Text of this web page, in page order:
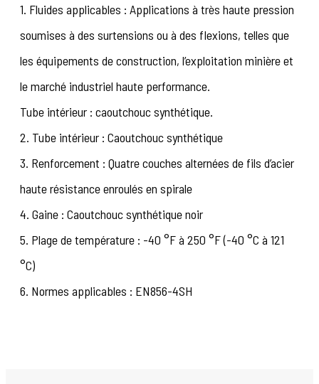
1. Fluides applicables : Applications à très haute pression
soumises à des surtensions ou à des flexions, telles que
les équipements de construction, l’exploitation minière et
le marché industriel haute performance.
Tube intérieur : caoutchouc synthétique.
2. Tube intérieur : Caoutchouc synthétique
3. Renforcement : Quatre couches alternées de fils d’acier
haute résistance enroulés en spirale
4. Gaine : Caoutchouc synthétique noir
5. Plage de température : -40 °F à 250 °F (-40 °C à 121
°C)
6. Normes applicables : EN856-4SH